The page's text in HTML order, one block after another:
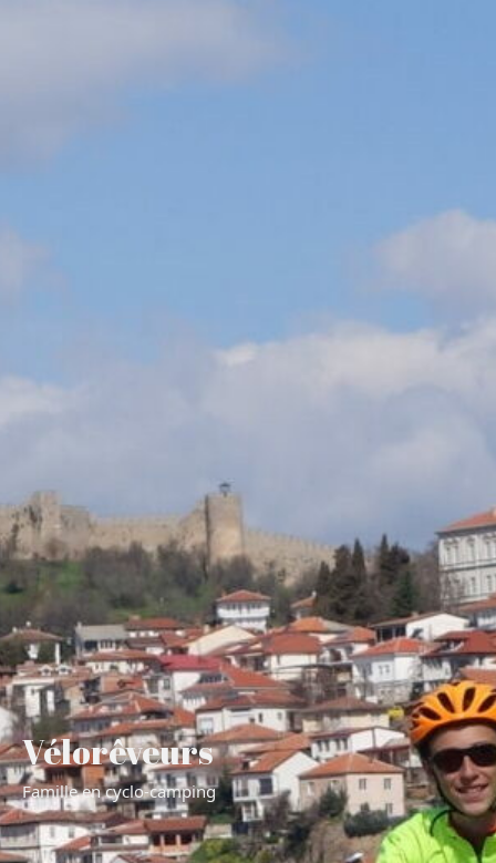
Vélorêveurs
Famille en cyclo-camping